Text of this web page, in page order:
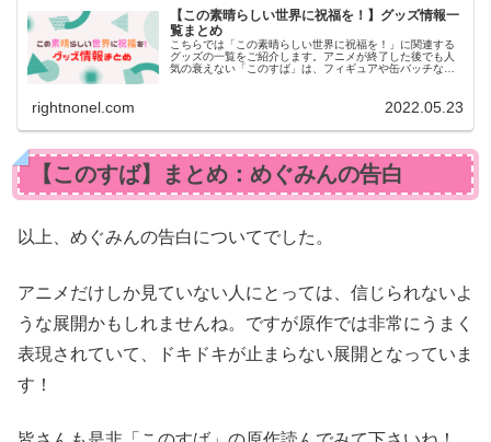
【この素晴らしい世界に祝福を！】グッズ情報一
覧まとめ
こちらでは「この素晴らしい世界に祝福を！」に関連する
グッズの一覧をご紹介します。アニメが終了した後でも人
気の衰えない「このすば」は、フィギュアや缶バッチなど
rightnonel.com 2022.05.23
【このすば】まとめ：めぐみんの告白
以上、めぐみんの告白についてでした。
アニメだけしか見ていない人にとっては、信じられないよ
うな展開かもしれませんね。ですが原作では非常にうまく
表現されていて、ドキドキが止まらない展開となっていま
す！